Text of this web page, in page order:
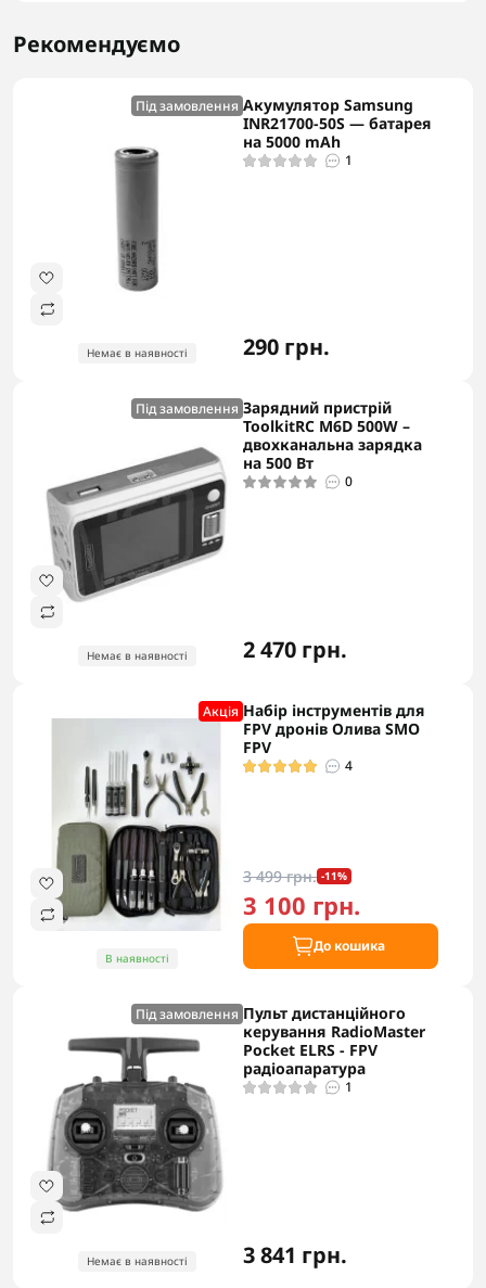
Рекомендуємо
Під замовлення
Немає в наявності
Акумулятор Samsung
INR21700-50S — батарея
на 5000 mAh
1
290 грн.
Під замовлення
Немає в наявності
Зарядний пристрій
ToolkitRC M6D 500W –
двохканальна зарядка
на 500 Вт
0
2 470 грн.
Акцiя
В наявності
Набір інструментів для
FPV дронів Олива SMO
FPV
4
3 499 грн. -11%
3 100 грн.
До кошика
Під замовлення
Немає в наявності
Пульт дистанційного
керування RadioMaster
Pocket ELRS - FPV
радіоапаратура
1
3 841 грн.